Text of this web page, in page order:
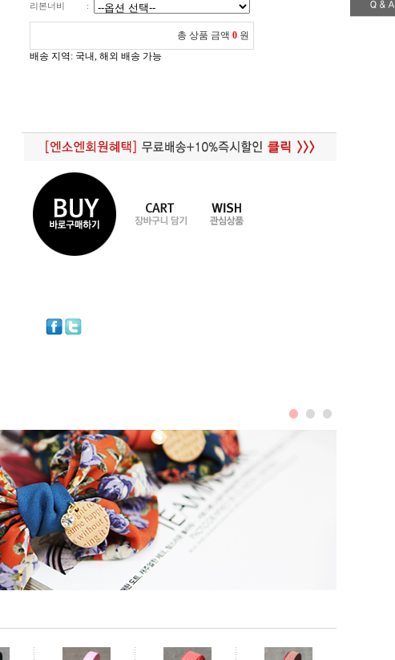
리본너비
:
총 상품 금액 0 원
배송 지역 : 국내, 해외 배송 가능